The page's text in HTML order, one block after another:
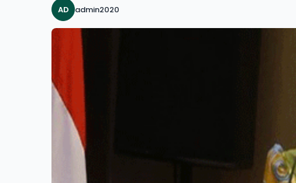
AD admin2020